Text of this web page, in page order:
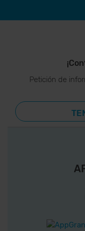
Petición de